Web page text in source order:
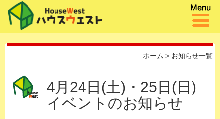
ホーム > お知らせ一覧
4月24日(土)・25日(日)
イベントのお知らせ